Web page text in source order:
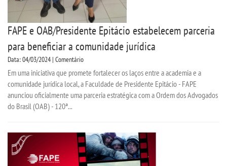
FAPE e OAB/Presidente Epitácio estabelecem parceria
para beneficiar a comunidade jurídica
Data: 04/03/2024 | Comentário
Em uma iniciativa que promete fortalecer os laços entre a academia e a
comunidade jurídica local, a Faculdade de Presidente Epitácio - FAPE
anunciou oficialmente uma parceria estratégica com a Ordem dos Advogados
do Brasil (OAB) - 120ª...